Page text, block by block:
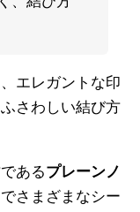
エレガントな印
さわしい結び方
あるプレーンノ
さまざまなシー